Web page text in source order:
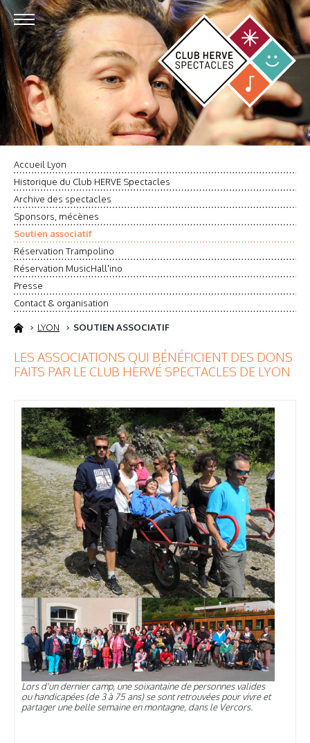
Accueil Lyon
Historique du Club HERVE Spectacles
Archive des spectacles
Sponsors, mécènes
Soutien associatif
Réservation Trampolino
Réservation MusicHall'ino
Presse
Contact & organisation
LYON SOUTIEN ASSOCIATIF
LES ASSOCIATIONS QUI BÉNÉFICIENT DES DONS
FAITS PAR LE CLUB HERVÉ SPECTACLES DE LYON
Lors d'un dernier camp, une soixantaine de personnes valides
ou handicapées (de 3 à 75 ans) se sont retrouvées pour vivre et
partager une belle semaine en montagne, dans le Vercors.